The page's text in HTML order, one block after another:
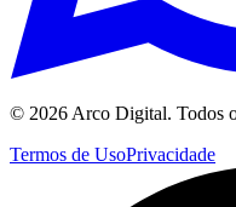
© 2026 Arco Digital. Todos
Termos de UsoPrivacidade